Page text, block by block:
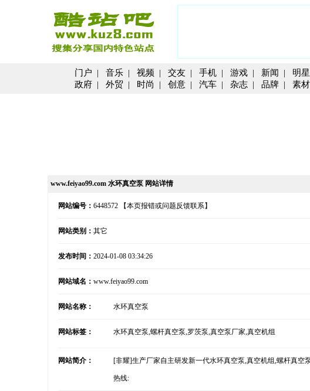
门户 | 音乐 | 视频 | 交友 | 手机 | 游戏 | 新闻 | 明星
政府 | 外贸 | 时尚 | 创意 | 汽车 | 杂志 | 品牌 | 素材
www.feiyao99.com 水环真空泵 网站详情
网站编号： 6448572 【本页报错或问题反馈联系】
网站类别： 其它
发布时间： 2024-01-08 03:34:26
网站域名： www.feiyao99.com
网站名称： 水环真空泵
网站标签： 水环真空泵,螺杆真空泵,罗茨泵,真空泵厂家,真空机组
网站简介： [非耀]生产厂家自主研发新一代水环真空泵,真空机组,螺杆真空
热线: